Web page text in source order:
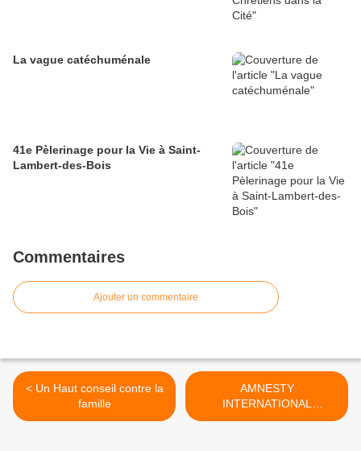
La vague catéchuménale
41e Pèlerinage pour la Vie à Saint-
Lambert-des-Bois
Commentaires
Ajouter un commentaire
< Un Haut conseil contre la
famille
AMNESTY
INTERNATIONAL
POURL'AVORTEMENT >